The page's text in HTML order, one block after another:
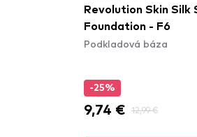
Revolution Skin Silk
Foundation - F6
Podkladová báza
-25%
9,74 € 12,99 €